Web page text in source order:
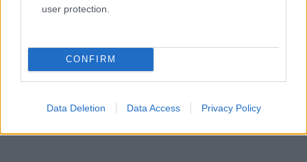
user protection.
CONFIRM
Data Deletion Data Access Privacy Policy
Óriási meglepetés várta a Hapoel Tel-
Aviv szurkolóit Miskolcon